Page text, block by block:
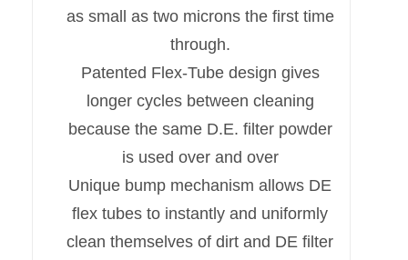
as small as two microns the first time
through.
Patented Flex-Tube design gives
longer cycles between cleaning
because the same D.E. filter powder
is used over and over
Unique bump mechanism allows DE
flex tubes to instantly and uniformly
clean themselves of dirt and DE filter